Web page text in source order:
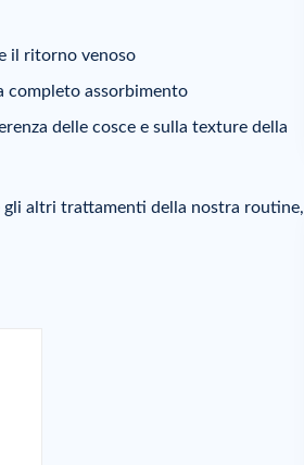
il ritorno venoso
completo assorbimento
delle cosce e sulla texture della
gli altri trattamenti della nostra routine,